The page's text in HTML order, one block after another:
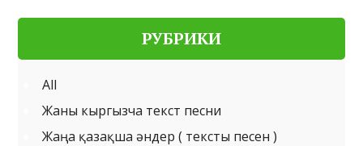
РУБРИКИ
All
Жаны кыргызча текст песни
Жаңа қазақша әндер ( тексты песен )